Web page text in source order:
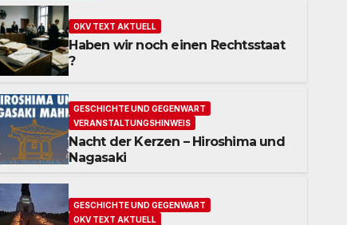
OKV TEXT AKTUELL
Haben wir noch einen Rechtsstaat
?
GESCHICHTE UND GEGENWART
VERANSTALTUNGSHINWEIS
Nacht der Kerzen – Hiroshima und
Nagasaki
GESCHICHTE UND GEGENWART
OKV TEXT AKTUELL